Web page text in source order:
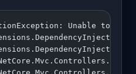
Unable to